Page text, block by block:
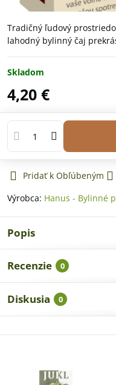
Tradičný ľudový
lahodný bylinný čaj
Skladom
4,20 €
Pridať k Obľúbeným
Výrobca: Hanus - Bylinné
Popis
Recenzie 0
Diskusia 0